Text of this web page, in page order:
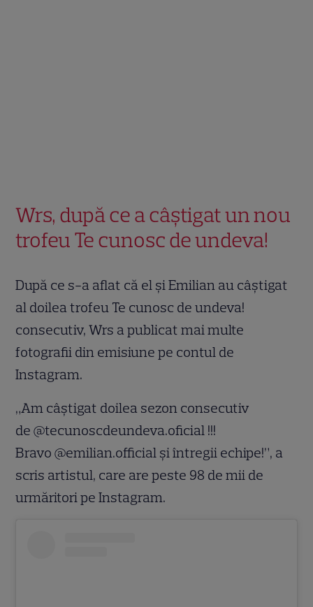
Wrs, după ce a câștigat un nou
trofeu Te cunosc de undeva!
După ce s-a aflat că el și Emilian au câștigat
al doilea trofeu Te cunosc de undeva!
consecutiv, Wrs a publicat mai multe
fotografii din emisiune pe contul de
Instagram.
„Am câștigat doilea sezon consecutiv
de @tecunoscdeundeva.oficial !!!
Bravo @emilian.official și întregii echipe!”, a
scris artistul, care are peste 98 de mii de
urmăritori pe Instagram.